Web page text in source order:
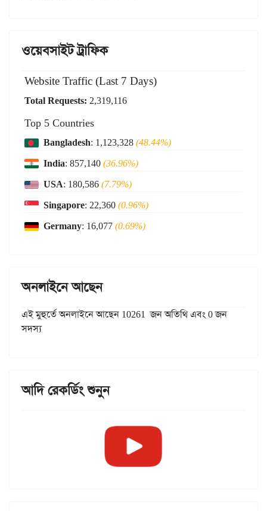
ওয়েবসাইট ট্রাফিক
Website Traffic (Last 7 Days)
Total Requests: 2,319,116
Top 5 Countries
Bangladesh: 1,123,328(48.44%)
India: 857,140(36.96%)
USA: 180,586(7.79%)
Singapore: 22,360(0.96%)
Germany: 16,077(0.69%)
অনলাইনে আছেন
এই মুহুর্তে অনলাইনে আছেন 10261 জন অতিথি এবং 0 জন
সদস্য
আদি রেকর্ডিং শুনুন